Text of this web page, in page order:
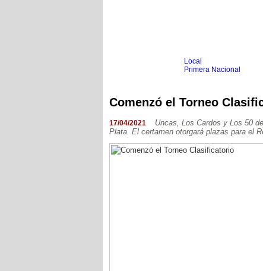
Local
Primera Nacional
Agrario
Boxeo
Ciclismo
Gim. Artística
Comenzó el Torneo
17/04/2021
Uncas, Los Cardos y Los 50
Plata. El certamen otorgará plazas para el